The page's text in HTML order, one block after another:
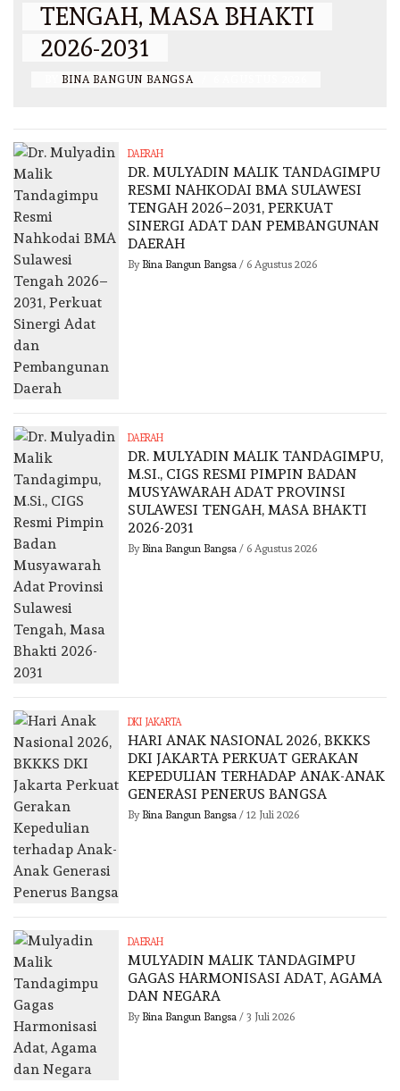
TENGAH, MASA BHAKTI
2026-2031
BINA BANGUN BANGSA
DAERAH
DR. MULYADIN MALIK TANDAGIMPU
RESMI NAHKODAI BMA SULAWESI
TENGAH 2026–2031, PERKUAT
SINERGI ADAT DAN PEMBANGUNAN
DAERAH
By Bina Bangun Bangsa / 6 Agustus 2026
DAERAH
DR. MULYADIN MALIK TANDAGIMPU,
M.SI., CIGS RESMI PIMPIN BADAN
MUSYAWARAH ADAT PROVINSI
SULAWESI TENGAH, MASA BHAKTI
2026-2031
By Bina Bangun Bangsa / 6 Agustus 2026
DKI JAKARTA
HARI ANAK NASIONAL 2026, BKKKS
DKI JAKARTA PERKUAT GERAKAN
KEPEDULIAN TERHADAP ANAK-ANAK
GENERASI PENERUS BANGSA
By Bina Bangun Bangsa / 12 Juli 2026
DAERAH
MULYADIN MALIK TANDAGIMPU
GAGAS HARMONISASI ADAT, AGAMA
DAN NEGARA
By Bina Bangun Bangsa / 3 Juli 2026